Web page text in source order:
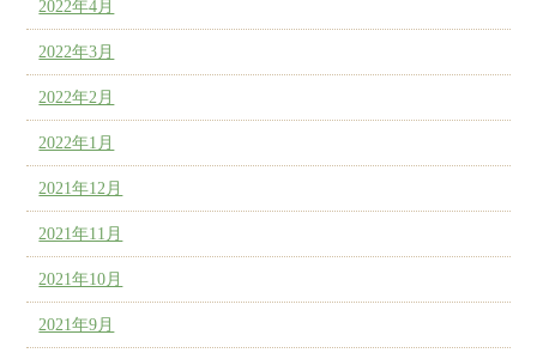
2022年4月
2022年3月
2022年2月
2022年1月
2021年12月
2021年11月
2021年10月
2021年9月